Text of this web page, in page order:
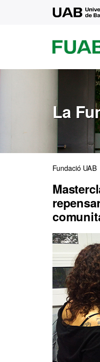
FUAB
FUNDACIÓ
AUTÒNOMA
La
Fundació UAB